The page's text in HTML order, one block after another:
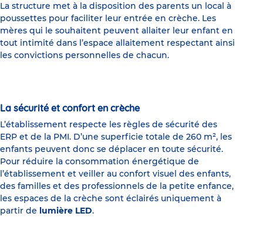
La structure met à la disposition des parents un local à
poussettes pour faciliter leur entrée en crèche. Les
mères qui le souhaitent peuvent allaiter leur enfant en
tout intimité dans l’espace allaitement respectant ainsi
les convictions personnelles de chacun.
La sécurité et confort en crèche
L’établissement respecte les règles de sécurité des
ERP et de la PMI. D’une superficie totale de 260 m², les
enfants peuvent donc se déplacer en toute sécurité.
Pour réduire la consommation énergétique de
l’établissement et veiller au confort visuel des enfants,
des familles et des professionnels de la petite enfance,
les espaces de la crèche sont éclairés uniquement à
partir de lumière LED.